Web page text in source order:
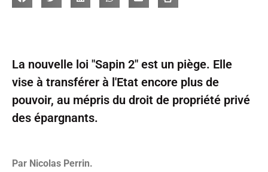
La nouvelle loi "Sapin 2" est un piège. Elle
vise à transférer à l'Etat encore plus de
pouvoir, au mépris du droit de propriété privé
des épargnants.
Par Nicolas Perrin.